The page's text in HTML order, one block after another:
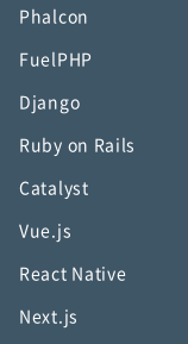
Phalcon
FuelPHP
Django
Ruby on Rails
Catalyst
Vue.js
React Native
Next.js